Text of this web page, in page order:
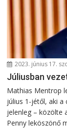
2023. június 17.
Júliusban
Mathias Mentrop
július 1-jétől, aki a
jelenleg – közölte
Penny leköszönő